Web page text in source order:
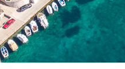
Catamaranes a Motor
Yates a motor